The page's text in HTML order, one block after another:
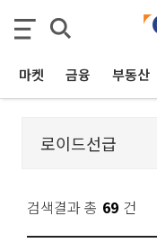
마켓 금융 부동산
검색결과 총 69 건